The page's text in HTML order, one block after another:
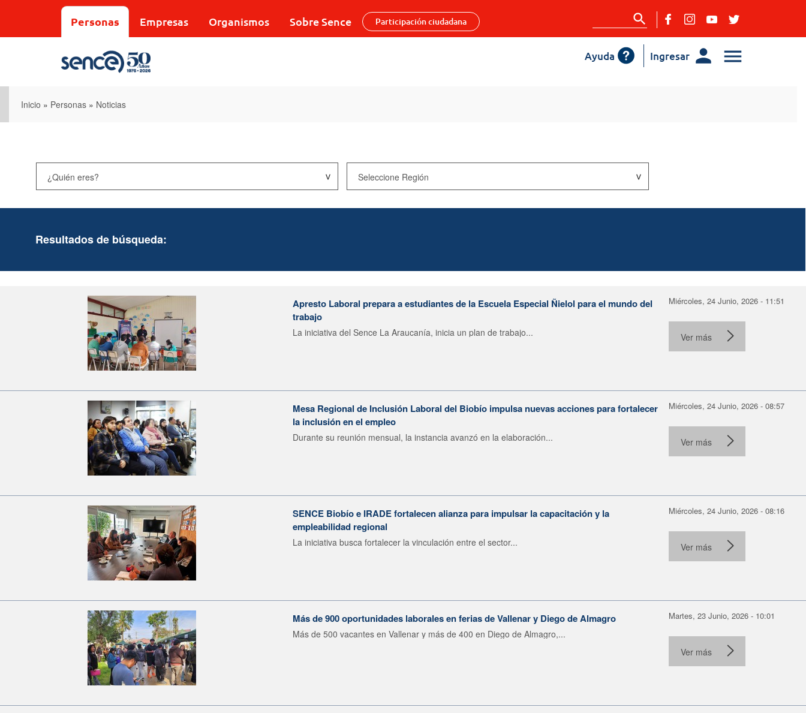
Personas Empresas Organismos Sobre Sence Participación ciudadana
Ingresar
Ayuda
Inicio » Personas » Noticias
Resultados de búsqueda:
Apresto Laboral prepara a estudiantes de la Escuela Especial Ñielol para el mundo del
trabajo
La iniciativa del Sence La Araucanía, inicia un plan de trabajo...
Miércoles, 24 Junio, 2026 - 11:51
Ver más
Mesa Regional de Inclusión Laboral del Biobío impulsa nuevas acciones para fortalecer
la inclusión en el empleo
Durante su reunión mensual, la instancia avanzó en la elaboración...
Miércoles, 24 Junio, 2026 - 08:57
Ver más
SENCE Biobío e IRADE fortalecen alianza para impulsar la capacitación y la
empleabilidad regional
La iniciativa busca fortalecer la vinculación entre el sector...
Miércoles, 24 Junio, 2026 - 08:16
Ver más
Más de 900 oportunidades laborales en ferias de Vallenar y Diego de Almagro
Más de 500 vacantes en Vallenar y más de 400 en Diego de Almagro,...
Martes, 23 Junio, 2026 - 10:01
Ver más